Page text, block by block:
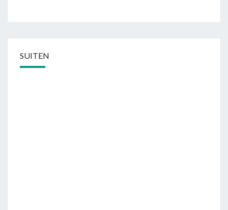
SUITEN